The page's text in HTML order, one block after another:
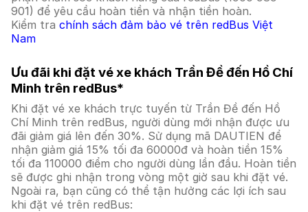
901) để yêu cầu hoàn tiền và nhận tiền hoàn.
Kiểm tra chính sách đảm bảo vé trên redBus Việt
Nam
Ưu đãi khi đặt vé xe khách Trần Đề đến Hồ Chí
Minh trên redBus*
Khi đặt vé xe khách trực tuyến từ Trần Đề đến Hồ
Chí Minh trên redBus, người dùng mới nhận được ưu
đãi giảm giá lên đến 30%. Sử dụng mã DAUTIEN để
nhận giảm giá 15% tối đa 60000đ và hoàn tiền 15%
tối đa 110000 điểm cho người dùng lần đầu. Hoàn tiền
sẽ được ghi nhận trong vòng một giờ sau khi đặt vé.
Ngoài ra, bạn cũng có thể tận hưởng các lợi ích sau
khi đặt vé trên redBus: